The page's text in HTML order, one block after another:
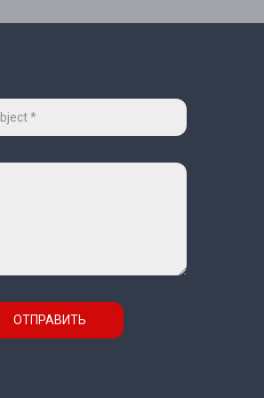
ОТПРАВИТЬ